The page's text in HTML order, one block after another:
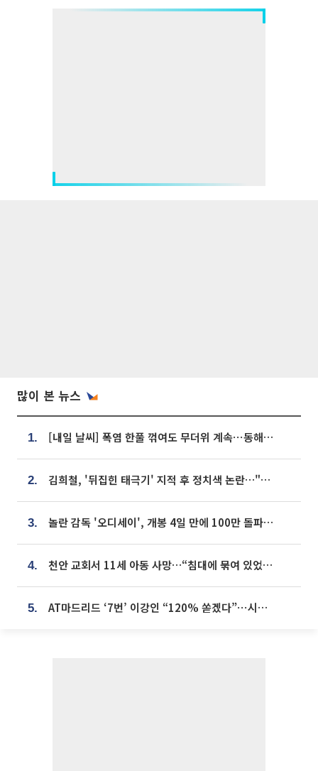
많이 본 뉴스
1. [내일 날씨] 폭염 한풀 꺾여도 무더위 계속⋯동해안 이틀 연속 비
2. 김희철, '뒤집힌 태극기' 지적 후 정치색 논란…"좌우 떠나 우리나라 국기"
3. 놀란 감독 '오디세이', 개봉 4일 만에 100만 돌파⋯'왕사남' 보다 빠르다
4. 천안 교회서 11세 아동 사망…“침대에 묶여 있었다” 진술 확보
5. AT마드리드 ‘7번’ 이강인 “120% 쏟겠다”⋯시메오네 감독 “필요한 선수”